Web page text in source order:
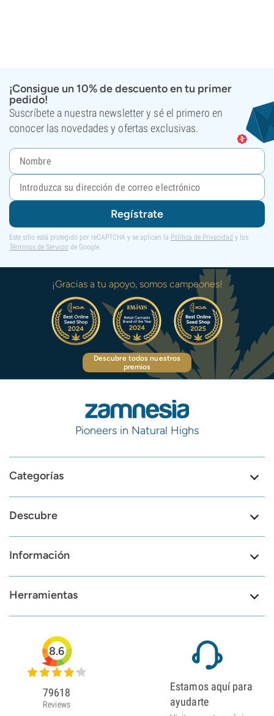
¡Consigue un 10% de descuento en tu primer
pedido!
Suscríbete a nuestra newsletter y sé el primero en
conocer las novedades y ofertas exclusivas.
Regístrate
Este sitio está protegido por reCAPTCHA y se aplican la Política de Privacidad y los
Términos de Servicio de Google.
¡Gracias a tu apoyo, somos campeones!
Descubre todos nuestros
premios
Pioneers in Natural Highs
Categorías
Descubre
Información
Herramientas
8.6
79618
Reviews
Estamos aquí para
ayudarte